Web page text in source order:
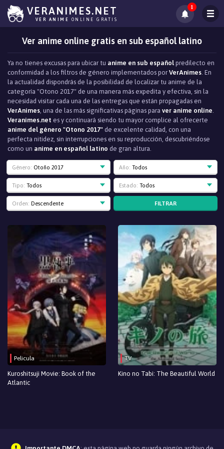
VERANIMES.NET
VER ANIME ONLINE GRATIS
1
Ver anime online gratis en sub español latino
Ya no tienes excusas para ubicar tu anime en sub español predilecto en
conformidad a los filtros de género implementados por VerAnimes. En
la actualidad dispondrás de la posibilidad de localizar tu anime de la
categoría "Otono 2017" de una manera más expedita y efectiva, sin la
necesidad visitar cada una de las entregas que están propagadas en
VerAnimes, una de las más significativas páginas para ver anime online.
Veranimes.net es y continuará siendo tu mayor complice al ofrecerte
anime del género "Otono 2017" de excelente calidad, con una
perfecta nitidez, sin interrupciones en su reproducción, descubriéndose
como un anime en español latino de gran altura.
Género: Otoño 2017 Año: Todos
Tipo: Todos Estado: Todos
Orden: Descendente FILTRAR
Pelicula
Kuroshitsuji Movie: Book of the
Atlantic
TV
Kino no Tabi: The Beautiful World